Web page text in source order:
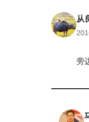
从
旁